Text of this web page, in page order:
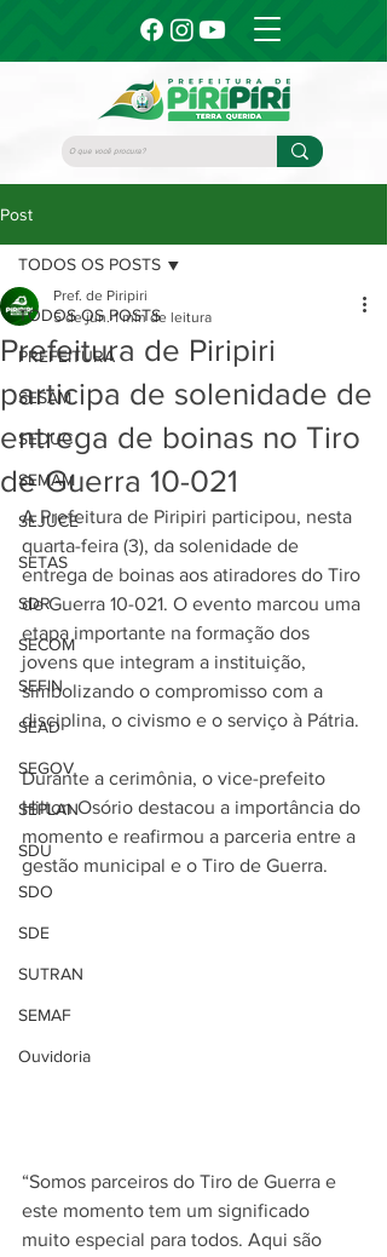
Post
TODOS OS POSTS
PREFEITURA
SESAM
SEDUC
SEMAM
SEJUCE
SETAS
SDR
SECOM
SEFIN
SEAD
SEGOV
SEPLAN
SDU
SDO
SDE
SUTRAN
SEMAF
Ouvidoria
TODOS OS POSTS
Prefeitura de Piripiri
participa de solenidade de
entrega de boinas no Tiro
de Guerra 10-021
Pref. de Piripiri
5 de jun. 1 min de leitura
A Prefeitura de Piripiri participou, nesta
quarta-feira (3), da solenidade de
entrega de boinas aos atiradores do Tiro
de Guerra 10-021. O evento marcou uma
etapa importante na formação dos
jovens que integram a instituição,
simbolizando o compromisso com a
disciplina, o civismo e o serviço à Pátria.
Durante a cerimônia, o vice-prefeito
Hilton Osório destacou a importância do
momento e reafirmou a parceria entre a
gestão municipal e o Tiro de Guerra.
“Somos parceiros do Tiro de Guerra e
este momento tem um significado
muito especial para todos. Aqui são